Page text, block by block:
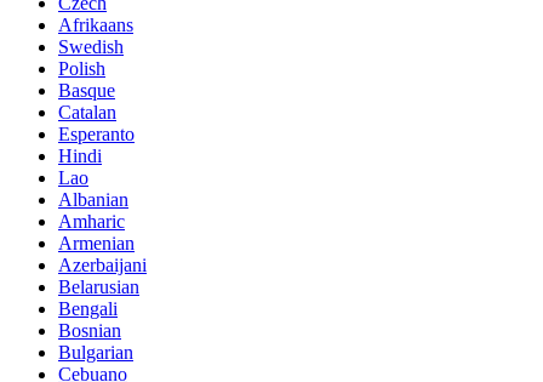
Afrikaans
Swedish
Polish
Basque
Catalan
Esperanto
Hindi
Lao
Albanian
Amharic
Armenian
Azerbaijani
Belarusian
Bengali
Bosnian
Bulgarian
Cebuano